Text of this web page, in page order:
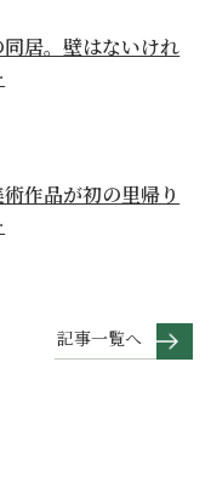
同居。壁はないけれ
作品が初の里帰り
記事一覧へ